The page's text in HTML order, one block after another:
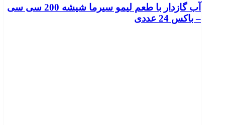
آب گازدار با طعم لیمو سیرما شیشه 200 سی سی
– باکس 24 عددی